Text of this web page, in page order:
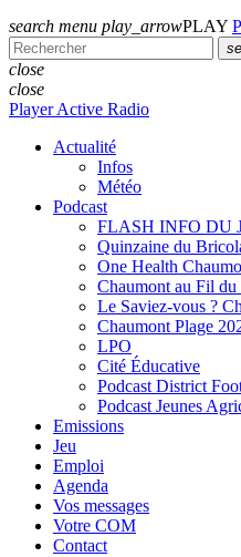
search menu play_arrowPLAY
close
close
Player Active Radio
Actualité
Infos
Météo
Podcast
FLASH INFO DU
Quinzaine du
One Health
Chaumont au Fil du
Le Saviez-vous ?
Chaumont Plage
LPO
Cité Éducative
Podcast District
Podcast Jeunes
Emissions
Jeu
Emploi
Agenda
Vos messages
Votre COM
Contact